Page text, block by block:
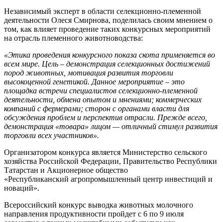
Независимый эксперт в области селекционно-племенной
деятельности Олеся Смирнова, поделилась своим мнением о
том, как влияет проведение таких конкурсных мероприятий
на отрасль племенного животноводства:
«Этика проведения конкурсного показа скота применяется во
всем мире. Цель – демонстрация селекционных достижений
пород животных, мотивация развития торговли
высокоценной генетикой. Данное мероприятие – это
площадка встречи специалистов селекционно-племенной
деятельности, обмена опытом и мнениями; коммерческих
компаний с фермерами; сторон с органами власти для
обсуждения проблем и перспектив отрасли. Прежде всего,
демонстрация «товара» лицом — отличный стимул развития
торговли всех участников».
Организатором конкурса является Министерство сельского
хозяйства Российской Федерации, Правительство Республики
Татарстан и Акционерное общество
«Республиканский агропромышленный центр инвестиций и
новаций».
Всероссийский конкурс выводка животных молочного
направления продуктивности пройдет с 6 по 9 июля